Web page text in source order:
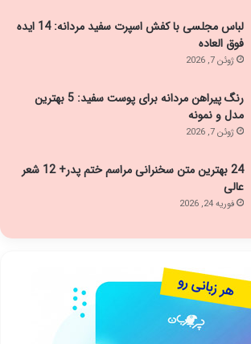
لباس مجلسی با کفش اسپرت سفید مردانه: 14 ایده
فوق العاده
ژوئن 7, 2026
رنگ پیراهن مردانه برای پوست سفید: 5 بهترین
مدل و نمونه
ژوئن 7, 2026
24 بهترین متن سخنرانی مراسم ختم پدر+ 12 شعر
عالی
فوریه 24, 2026